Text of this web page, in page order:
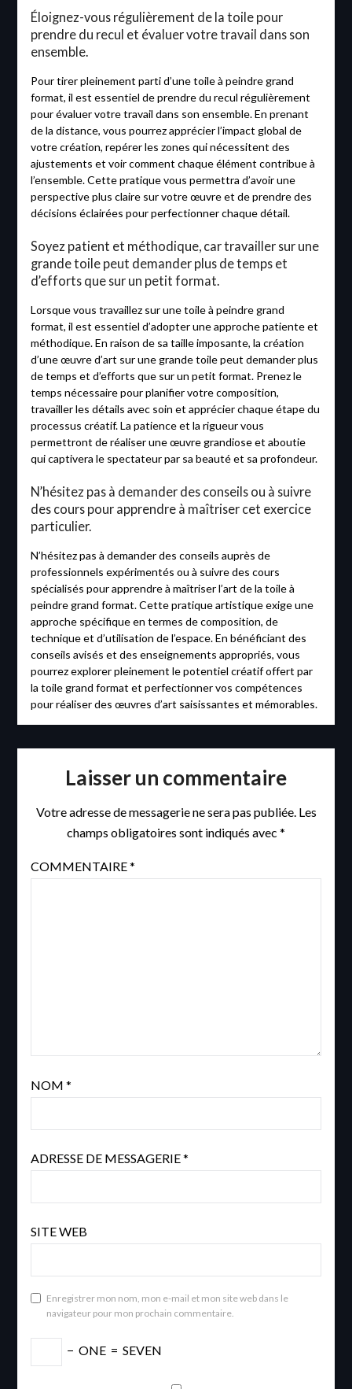
Éloignez-vous régulièrement de la toile pour
prendre du recul et évaluer votre travail dans son
ensemble.
Pour tirer pleinement parti d’une toile à peindre grand
format, il est essentiel de prendre du recul régulièrement
pour évaluer votre travail dans son ensemble. En prenant
de la distance, vous pourrez apprécier l’impact global de
votre création, repérer les zones qui nécessitent des
ajustements et voir comment chaque élément contribue à
l’ensemble. Cette pratique vous permettra d’avoir une
perspective plus claire sur votre œuvre et de prendre des
décisions éclairées pour perfectionner chaque détail.
Soyez patient et méthodique, car travailler sur une
grande toile peut demander plus de temps et
d’efforts que sur un petit format.
Lorsque vous travaillez sur une toile à peindre grand
format, il est essentiel d’adopter une approche patiente et
méthodique. En raison de sa taille imposante, la création
d’une œuvre d’art sur une grande toile peut demander plus
de temps et d’efforts que sur un petit format. Prenez le
temps nécessaire pour planifier votre composition,
travailler les détails avec soin et apprécier chaque étape du
processus créatif. La patience et la rigueur vous
permettront de réaliser une œuvre grandiose et aboutie
qui captivera le spectateur par sa beauté et sa profondeur.
N’hésitez pas à demander des conseils ou à suivre
des cours pour apprendre à maîtriser cet exercice
particulier.
N’hésitez pas à demander des conseils auprès de
professionnels expérimentés ou à suivre des cours
spécialisés pour apprendre à maîtriser l’art de la toile à
peindre grand format. Cette pratique artistique exige une
approche spécifique en termes de composition, de
technique et d’utilisation de l’espace. En bénéficiant des
conseils avisés et des enseignements appropriés, vous
pourrez explorer pleinement le potentiel créatif offert par
la toile grand format et perfectionner vos compétences
pour réaliser des œuvres d’art saisissantes et mémorables.
Laisser un commentaire
Votre adresse de messagerie ne sera pas publiée. Les
champs obligatoires sont indiqués avec *
COMMENTAIRE*
NOM *
ADRESSE DE MESSAGERIE*
SITE WEB
Enregistrer mon nom, mon e-mail et mon site web dans le
navigateur pour mon prochain commentaire.
− ONE = SEVEN